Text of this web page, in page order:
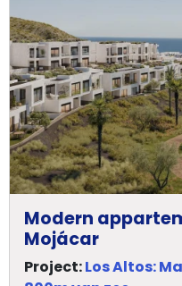
Home
Lopende
projecten
Alle
Panden
Over
Modern
Mojácar
Project:Los Altos: